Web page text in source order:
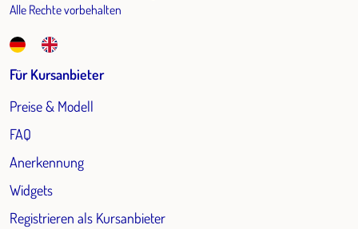
Alle Rechte vorbehalten
Für Kursanbieter
Preise & Modell
FAQ
Anerkennung
Widgets
Registrieren als Kursanbieter